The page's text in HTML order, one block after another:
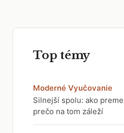
Top témy
Moderné Vyučovanie
Silnejší spolu: ako
prečo na tom záleží